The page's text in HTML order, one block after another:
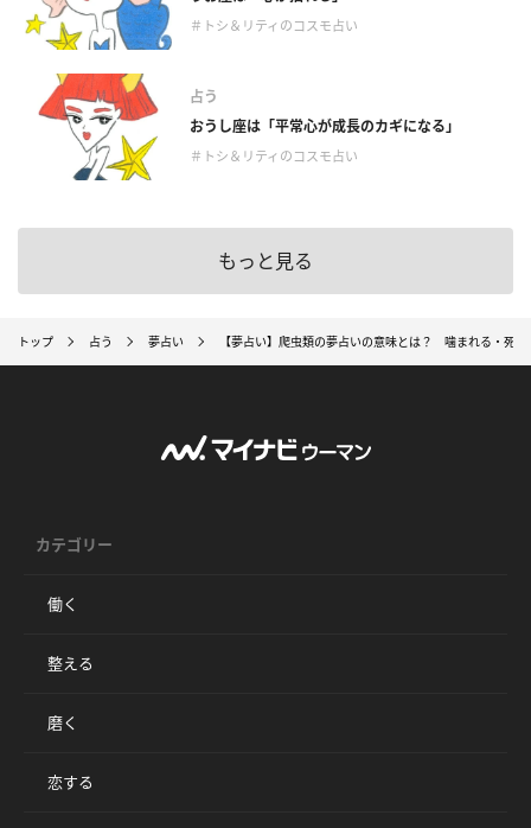
＃トシ＆リティのコスモ占い
占う
おうし座は「平常心が成長のカギになる」
＃トシ＆リティのコスモ占い
もっと見る
トップ 占う 夢占い 【夢占い】爬虫類の夢占いの意味とは？ 噛まれる・死
カテゴリー
働く
整える
磨く
恋する